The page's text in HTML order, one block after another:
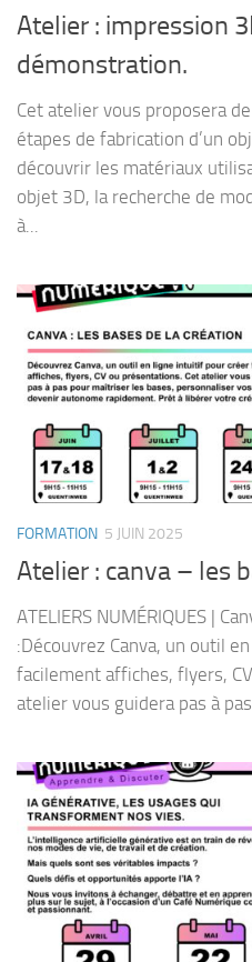
Atelier : impression
démonstration.
Cet atelier vous proposera
étapes de fabrication d’un
découvrir les matériaux
objet 3D, la recherche de
à...
FORMATION 5 JUIN 2025
Atelier : canva – les
ATELIERS NUMÉRIQUES |
:Découvrez Canva, un outil
facilement affiches, flyers,
atelier vous guidera pas à